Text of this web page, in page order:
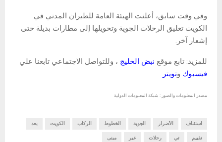
وفي وقت سابق، أعلنت الهيئة العامة للطيران المدني في
الكويت تعليق الرحلات الجوية وتحويلها إلى مطارات بديلة حتى
إشعار آخر.
للمزيد: تابع موقع نبض الخليج ، وللتواصل الاجتماعي تابعنا علي
فيسبوك وتويتر
مصدر المعلومات والصور : شبكة المعلومات الدولية
استئناف الأضرار الجوية الخطوط الركاب الكويت بعد
تقييم تي رحلات عبر مبنى